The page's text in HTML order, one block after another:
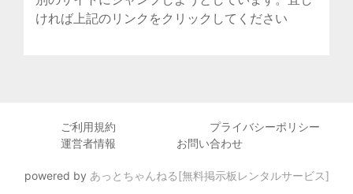
ければ上記のリンクをクリックしてください
ご利用規約
プライバシーポリシー
運営者情報
お問い合わせ
powered by あっとちゃんねる[無料掲示板レンタルサービス]